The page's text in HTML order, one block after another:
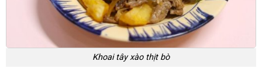
Khoai tây xào thịt bò